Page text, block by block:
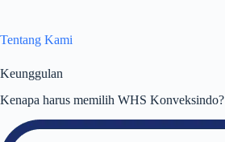
Tentang Kami
Keunggulan
Kenapa harus memilih WHS Konveksindo?